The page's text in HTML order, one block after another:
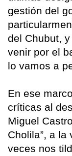
gestión del
del Chubut,
venir por el
lo vamos a
En ese
críticas al
Miguel
Cholila”, a la
veces nos